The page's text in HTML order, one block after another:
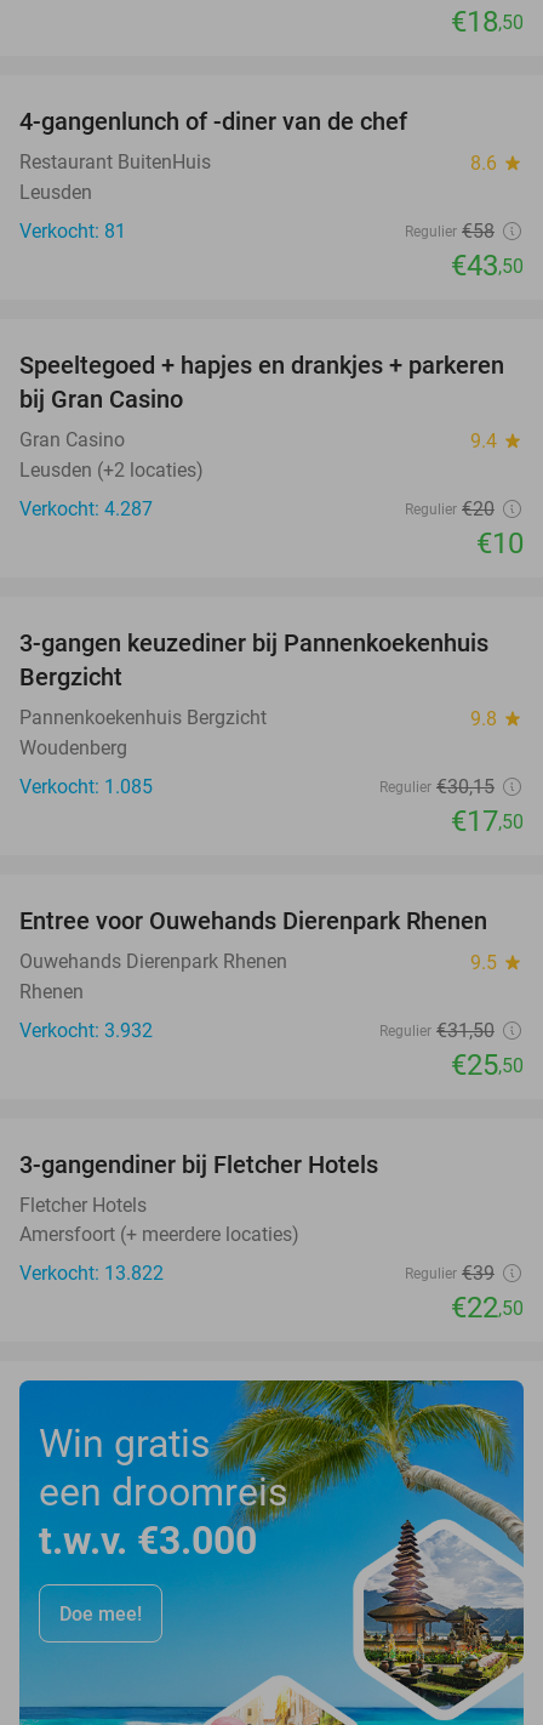
€18,50
4-gangenlunch of -diner van de chef
Restaurant BuitenHuis 8.6 star
Leusden
Verkocht: 81
Regulier €58
€43,50
50%
Speeltegoed + hapjes en drankjes + parkeren
bij Gran Casino
Gran Casino 9.4 star
Leusden (+2 locaties)
Verkocht: 4.287
Regulier €20
€10
42%
3-gangen keuzediner bij Pannenkoekenhuis
Bergzicht
Pannenkoekenhuis Bergzicht 9.8 star
Woudenberg
Verkocht: 1.085
Regulier €30,15
€17,50
19%
Entree voor Ouwehands Dierenpark Rhenen
Ouwehands Dierenpark Rhenen 9.5 star
Rhenen
Verkocht: 3.932
Regulier €31,50
€25,50
3-gangendiner bij Fletcher Hotels
Fletcher Hotels
Amersfoort (+ meerdere locaties)
Verkocht: 13.822
Regulier €39
€22,50
Win gratis
een droomreis
t.w.v. €3.000
Doe mee!